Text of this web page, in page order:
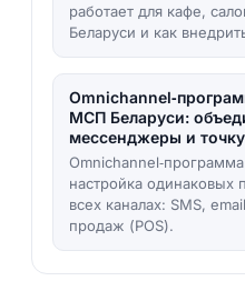
работает для кафе,
Беларуси и как
МСП Беларуси:
мессенджеры и
настройка одинаковых
всех каналах: SMS,
продаж (POS).